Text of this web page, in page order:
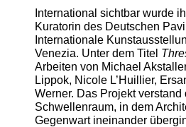
International sichtbar wurde
Kuratorin des Deutschen
Internationale
Venezia. Unter dem Titel
Arbeiten von Michael
Lippok, Nicole L’Huillier,
Werner. Das Projekt
Schwellenraum, in dem
Gegenwart ineinander